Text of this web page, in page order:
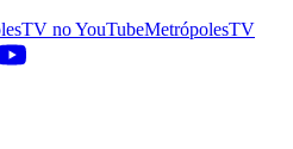
noYouTubeMetrópolesTV